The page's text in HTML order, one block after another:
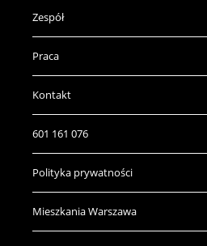
Zespół
Praca
Kontakt
601 161 076
Polityka prywatności
Mieszkania Warszawa